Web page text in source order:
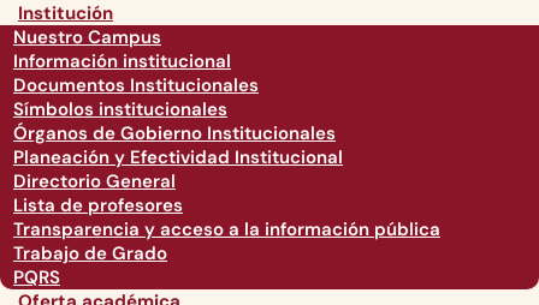
Institución
Nuestro Campus
Información institucional
Documentos Institucionales
Símbolos institucionales
Órganos de Gobierno Institucionales
Planeación y Efectividad Institucional
Directorio General
Lista de profesores
Transparencia y acceso a la información pública
Trabajo de Grado
PQRS